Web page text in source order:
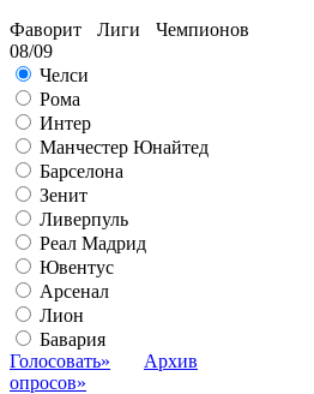
Фаворит Лиги Чемпионов
08/09
Челси
Рома
Интер
Манчестер Юнайтед
Барселона
Зенит
Ливерпуль
Реал Мадрид
Ювентус
Арсенал
Лион
Бавария
Голосовать»
Архив
опросов»